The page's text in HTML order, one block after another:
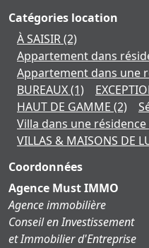
Catégories location
À SAISIR(2)
Appartement dans
Appartement dans une
BUREAUX(1)
HAUT DE GAMME (2)
Villa dans une
VILLAS & MAISONS DE
Coordonnées
Agence Must IMMO
Agence immobilière
Conseil en Investissement
et Immobilier d'Entreprise